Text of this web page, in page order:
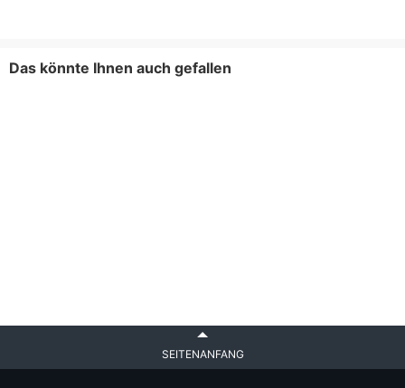
Das könnte Ihnen auch gefallen
SEITENANFANG